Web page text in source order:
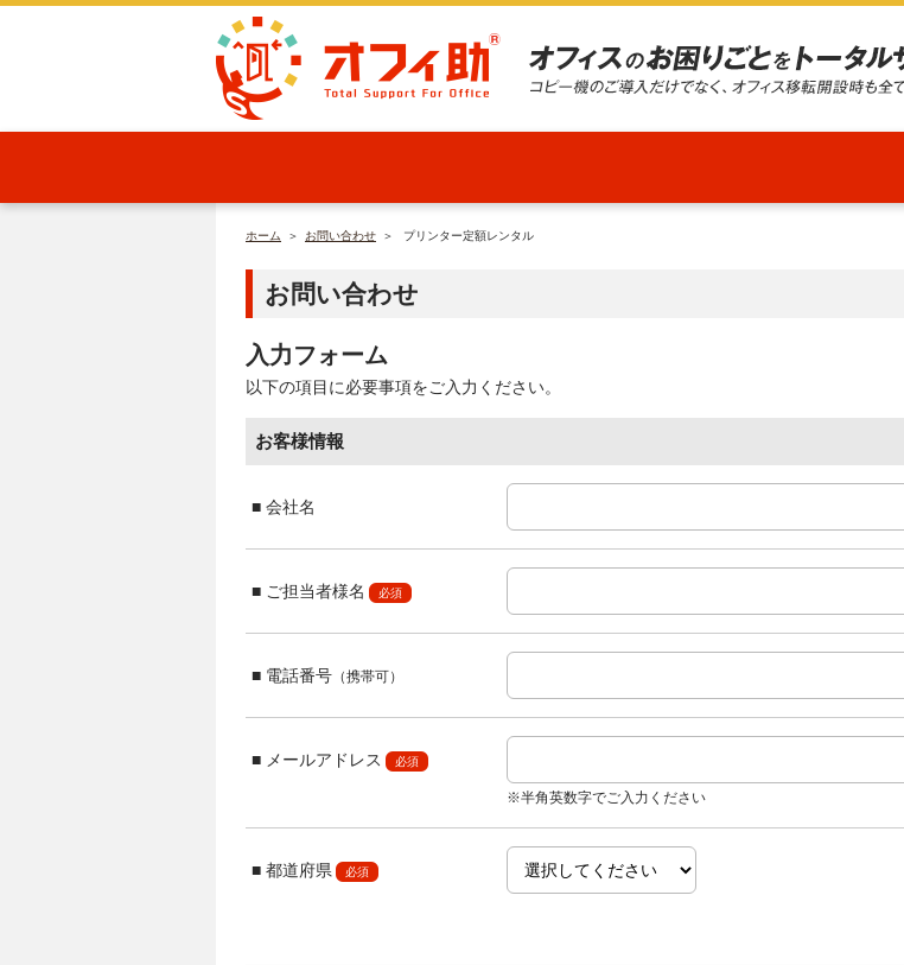
ホーム ＞ お問い合わせ ＞ プリンター定額レンタル
お問い合わせ
入力フォーム
以下の項目に必要事項をご入力ください。
お客様情報
会社名
ご担当者様名 必須
電話番号 （携帯可）
メールアドレス 必須
※半角英数字でご入力ください
都道府県 必須